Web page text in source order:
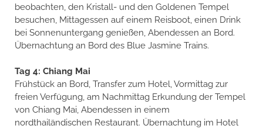
beobachten, den Kristall- und den Goldenen Tempel
besuchen, Mittagessen auf einem Reisboot, einen Drink
bei Sonnenuntergang genießen, Abendessen an Bord.
Übernachtung an Bord des Blue Jasmine Trains.
Tag 4: Chiang Mai
Frühstück an Bord, Transfer zum Hotel, Vormittag zur
freien Verfügung, am Nachmittag Erkundung der Tempel
von Chiang Mai, Abendessen in einem
nordthailändischen Restaurant. Übernachtung im Hotel